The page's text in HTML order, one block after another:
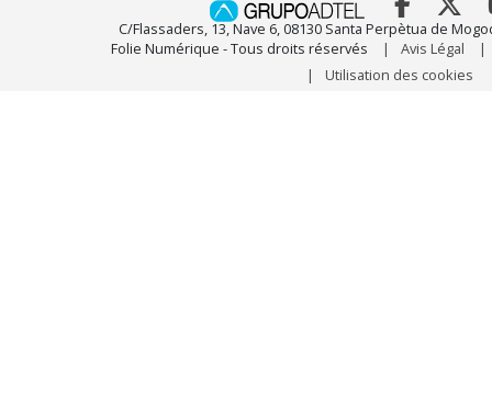
C/Flassaders, 13, Nave 6, 08130 Santa Perpètua de
Folie Numérique - Tous droits réservés
Avis Légal
Utilisation des cookies